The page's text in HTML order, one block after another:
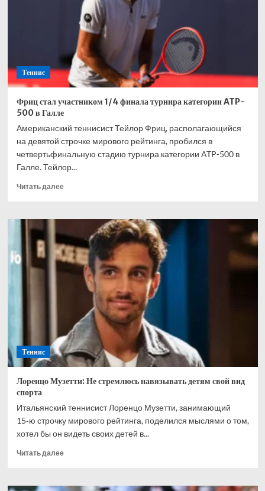
турнира
Галле
Теннис
Фриц стал участником 1/4 финала турнира категории ATP-
500 в Галле
Американский теннисист Тейлор Фриц, располагающийся
на девятой строчке мирового рейтинга, пробился в
четвертьфинальную стадию турнира категории ATP-500 в
Галле. Тейлор...
Читать далееПрочитать
Фриц
участником
1/4
финала
турнира
категории
Галле
Теннис
Лоренцо Музетти: Не стремлюсь навязывать детям свой вид
спорта
Итальянский теннисист Лоренцо Музетти, занимающий
15‑ю строчку мирового рейтинга, поделился мыслями о том,
хотел бы он видеть своих детей в...
Читать далееПрочитать
Лоренцо